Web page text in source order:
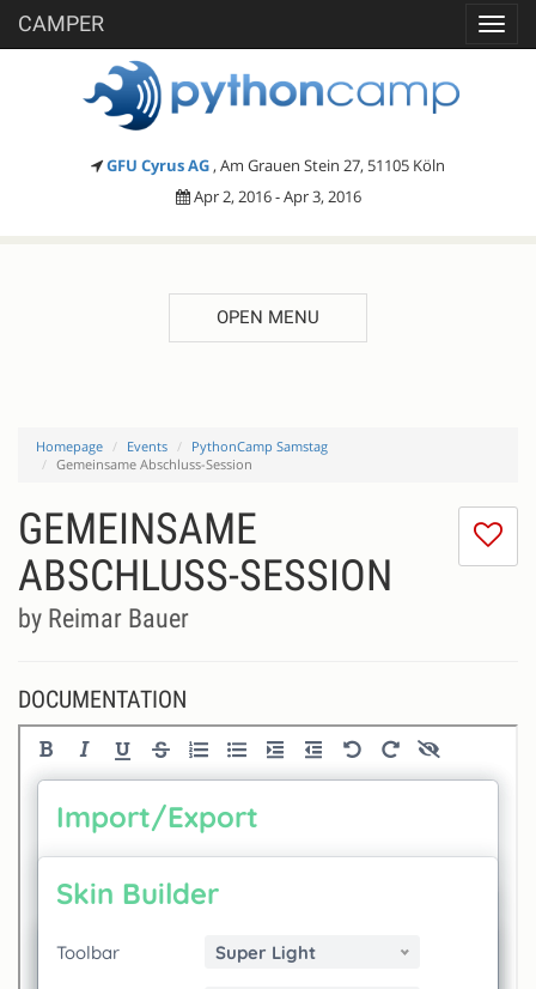
CAMPER
GFU Cyrus AG , Am Grauen Stein 27, 51105 Köln
Apr 2, 2016 - Apr 3, 2016
OPEN MENU
Homepage Events
PythonCamp Samstag
Gemeinsame Abschluss-Session
I
GEMEINSAME
ABSCHLUSS-SESSION
by Reimar Bauer
DOCUMENTATION